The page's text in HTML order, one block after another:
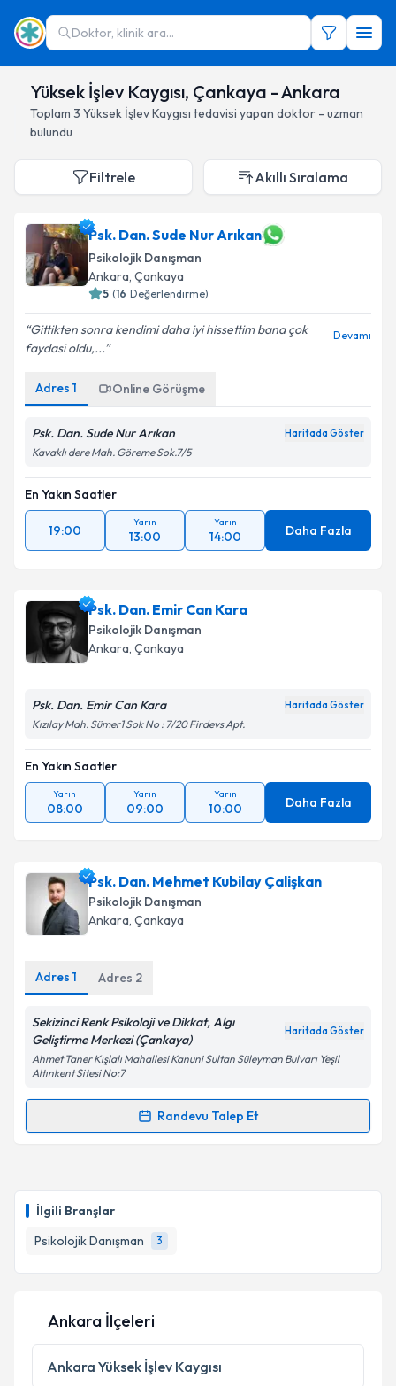
Doktor, klinik ara...
Yüksek İşlev Kaygısı, Çankaya - Ankara
Toplam 3 Yüksek İşlev Kaygısı tedavisi yapan doktor - uzman
bulundu
İlgili Branşlar
Psikolojik Danışman
3
Filtrele Akıllı Sıralama
Psk. Dan. Sude Nur Arıkan
Psikolojik Danışman
Ankara, Çankaya
5 (16 Değerlendirme)
Gittikten sonra kendimi daha iyi hissettim bana çok
faydasi oldu,...
Devamı
Adres 1 Online Görüşme
Psk. Dan. Sude Nur Arıkan Haritada Göster
Kavaklı dere Mah. Göreme Sok.7/5
En Yakın Saatler
19:00
Yarın
13:00
Yarın
14:00 Daha Fazla
Psk. Dan. Emir Can Kara
Psikolojik Danışman
Ankara, Çankaya
Psk. Dan. Emir Can Kara Haritada Göster
Kızılay Mah. Sümer1 Sok No : 7/20 Firdevs Apt.
En Yakın Saatler
Yarın
08:00
Yarın
09:00
Yarın
10:00 Daha Fazla
Psk. Dan. Mehmet Kubilay Çalişkan
Psikolojik Danışman
Ankara, Çankaya
Adres 1 Adres 2
Sekizinci Renk Psikoloji ve Dikkat, Algı
Geliştirme Merkezi (Çankaya)
Haritada Göster
Ahmet Taner Kışlalı Mahallesi Kanuni Sultan Süleyman Bulvarı Yeşil
Altınkent Sitesi No:7
Randevu Talep Et
Randevu Takvimi Talebi
almanız için bir takvim hazırlandığında e-posta ile
bilgilendireceğiz.
E-posta Adresiniz
Kişisel verilerimin işlenmesine ilişkin
Metni'ni okudum ve kişisel verilerimin belirtilen
Ankara İlçeleri
Ankara Yüksek İşlev Kaygısı